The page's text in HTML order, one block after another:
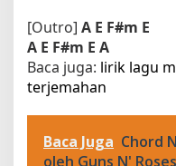
[Outro] A E F#m E
A E F#m E A
Baca juga: lirik lagu
terjemahan​
Baca Juga Chord
oleh Guns N' Roses